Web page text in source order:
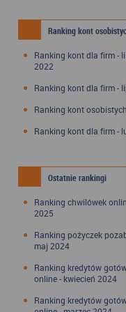
Ranking kont
Ranking kont dla firm -
2022
Ranking kont dla firm -
Ranking kont osobistych
Ranking kont dla firm -
Ostatnie rankingi
Ranking chwilówek
2025
Ranking pożyczek
maj 2024
Ranking kredytów
online - kwiecień 2024
Ranking kredytów